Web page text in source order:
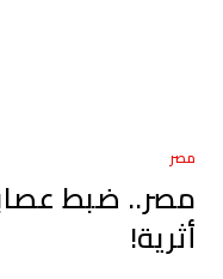
مصر
أثرية!